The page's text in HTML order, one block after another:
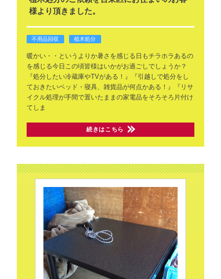
様より頂きました。
不用品回収 植木処分
暖かい・・というよりか暑さを感じる日もチラホラあるの
を感じる今日この頃皆様はいかがお過ごしでしょうか？
『処分したい冷蔵庫やTVがある！』『引越しで処分をし
ておきたいベッド・寝具、雑貨品が何点かある！』『リサ
イクル処理が手間で置いたままの家電品をそろそろ片付け
てしま
続きはこちら